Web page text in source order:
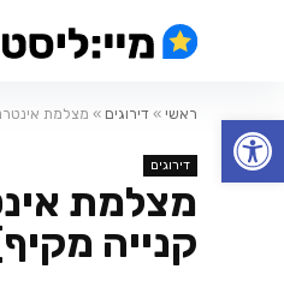
פתח סרגל נגישות
ראשי » דירוגים » מצלמת אינטרנט: 9 דגמים מומלצים לשנת 2026 [מדריך
דירוגים
קנייה